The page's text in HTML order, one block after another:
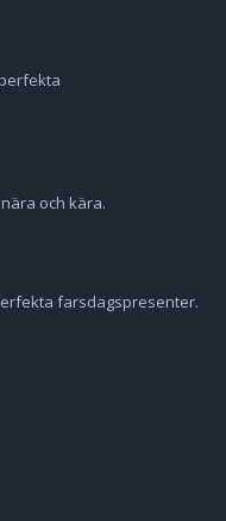
och kära.
farsdagspresenter.